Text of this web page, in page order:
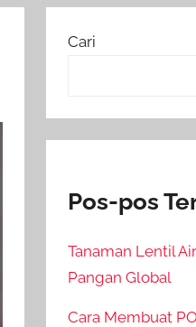
Cari
Pos-pos
Tanaman Lentil
Pangan Global
Cara Membuat